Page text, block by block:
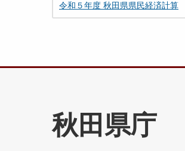
令和５年度 秋田県県民経済計算
秋田県庁